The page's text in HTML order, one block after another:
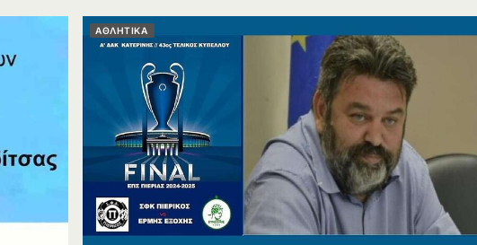
ΑΘΛΗΤΙΚΑ